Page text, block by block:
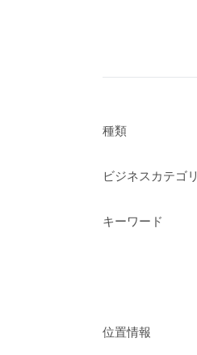
種類
ビジネスカテゴリ
キーワード
位置情報